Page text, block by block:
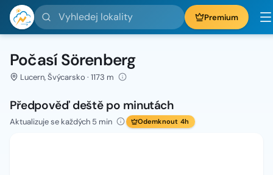
Vyhledej lokality Premium
Počasí Sörenberg
Lucern, Švýcarsko · 1173 m
Předpověď deště po minutách
Aktualizuje se každých 5 min Odemknout 4h